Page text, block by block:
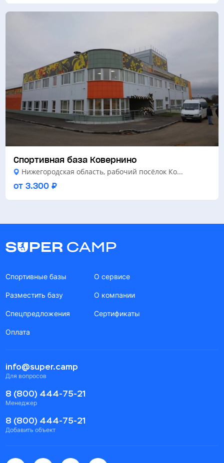
Спортивная база Ковернино
Нижегородская область, рабочий посёлок Ко...
от 3.300 ₽
Спортивные базы
Разместить базу
Спецпредложения
Оплата
О сервисе
О компании
Сертификаты
info@super.camp
Для вопросов
8 (800) 444-75-21
Менеджер
8 (800) 444-75-21
Добавить объект